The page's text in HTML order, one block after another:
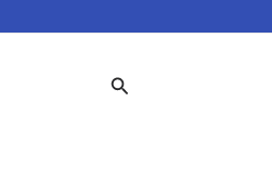
Buscar